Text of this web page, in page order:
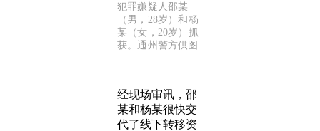
犯罪嫌疑人邵某
（男，28岁）和杨
某（女，20岁）抓
获。通州警方供图
经现场审讯，邵
某和杨某很快交
代了线下转移资